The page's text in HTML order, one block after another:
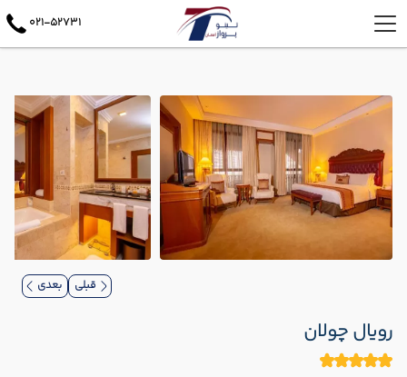
021-52731
قبلی بعدی
رویال چولان